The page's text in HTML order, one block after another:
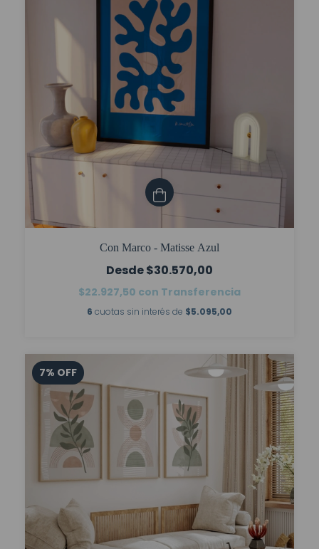
Con Marco - Matisse Azul
$30.570,00
$22.927,50 con Transferencia
6 cuotas sin interés de $5.095,00
7% OFF